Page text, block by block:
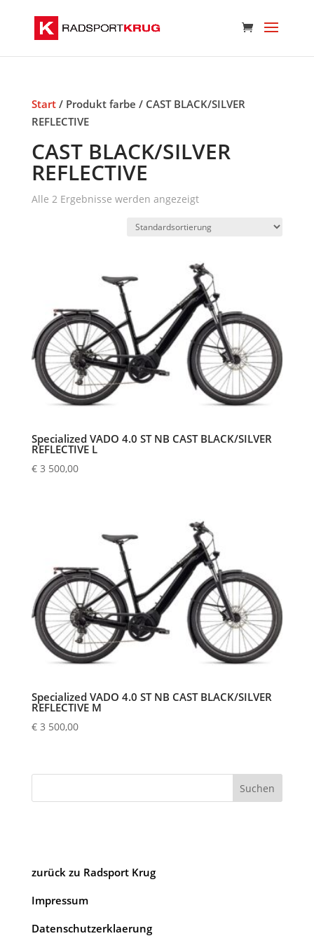
Start/ Produkt farbe / CAST BLACK/SILVER
REFLECTIVE
CAST BLACK/SILVER
REFLECTIVE
Alle 2 Ergebnisse werden angezeigt
Specialized VADO 4.0 ST NB CAST BLACK/SILVER
REFLECTIVE L
€3 500,00
Specialized VADO 4.0 ST NB CAST BLACK/SILVER
REFLECTIVE M
€3 500,00
Suchen
zurück zu Radsport Krug
Impressum
Datenschutzerklaerung